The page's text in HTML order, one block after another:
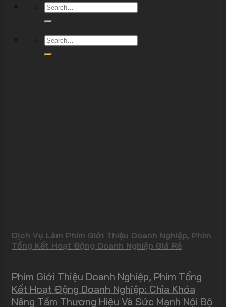
Dịch Vụ Làm Phim Giới Thiệu Doanh Nghiệp, Phim
Tổng Kết Hoạt Động Doanh Nghiệp Giá Rẻ
Phim Giới Thiệu Doanh Nghiệp, Phim Tổng
Kết Hoạt Động Doanh Nghiệp: Chìa Khóa
Nâng Tầm Thương Hiệu Và Sức Mạnh Nội Bộ